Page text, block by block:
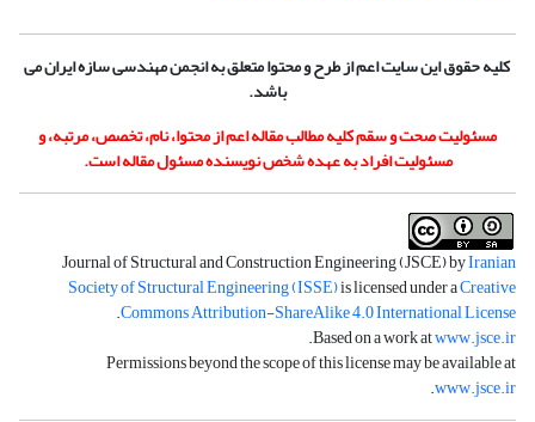
کلیه حقوق این سایت اعم از طرح و محتوا متعلق به انجمن مهندسی سازه ایران می
باشد.
مسئولیت صحت و سقم کلیه مطالب مقاله اعم از محتوا، نام، تخصص، مرتبه، و
مسئولیت افراد به عهده شخص نویسنده مسئول مقاله است.
Journal of Structural and Construction Engineering (JSCE) byIranian
Society of Structural Engineering (ISSE)is licensed under aCreative
Commons Attribution-ShareAlike 4.0 International License
.
Based on a work atwww.jsce.ir
.
Permissions beyond the scope of this license may be available at
www.jsce.ir
.